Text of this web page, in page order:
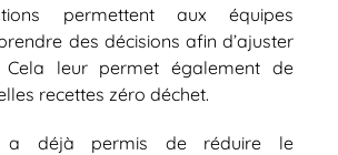
permettent aux équipes
des décisions afin d’ajuster
Cela leur permet également de
recettes zéro déchet.
a déjà permis de réduire le